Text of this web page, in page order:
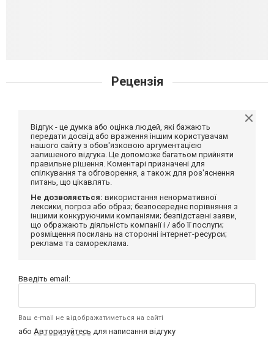
Рецензія
Відгук - це думка або оцінка людей, які бажають
передати досвід або враження іншим користувачам
нашого сайту з обов'язковою аргументацією
залишеного відгука. Це допоможе багатьом прийняти
правильне рішення. Коментарі призначені для
спілкування та обговорення, а також для роз'яснення
питань, що цікавлять.
Не дозволяється: використання ненормативної
лексики, погроз або образ; безпосереднє порівняння з
іншими конкуруючими компаніями; безпідставні заяви,
що ображають діяльність компанії і / або її послуги;
розміщення посилань на сторонні інтернет-ресурси;
реклама та самореклама.
Введіть email:
Ваш e-mail не відображатиметься на сайті
або Авторизуйтесь для написання відгуку